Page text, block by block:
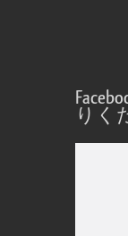
りく